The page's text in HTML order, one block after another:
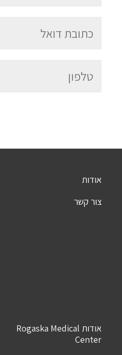
אודות Rogaska Medical
Center
אודות
צור קשר